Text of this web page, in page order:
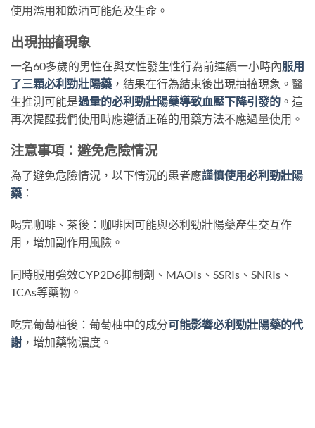
使用濫用和飲酒可能危及生命。
出現抽搐現象
一名60多歲的男性在與女性發生性行為前連續一小時內服用
了三顆必利勁壯陽藥 ，結果在行為結束後出現抽搐現象。醫
生推測可能是過量的必利勁壯陽藥導致血壓下降引發的 。這
再次提醒我們使用時應遵循正確的用藥方法不應過量使用。
注意事項：避免危險情況
為了避免危險情況，以下情況的患者應謹慎使用必利勁壯陽
藥 ：
喝完咖啡、茶後：咖啡因可能與必利勁壯陽藥產生交互作
用，增加副作用風險。
同時服用強效CYP2D6抑制劑、MAOIs、SSRIs、SNRIs、
TCAs等藥物。
吃完葡萄柚後：葡萄柚中的成分可能影響必利勁壯陽藥的代
謝 ，增加藥物濃度。